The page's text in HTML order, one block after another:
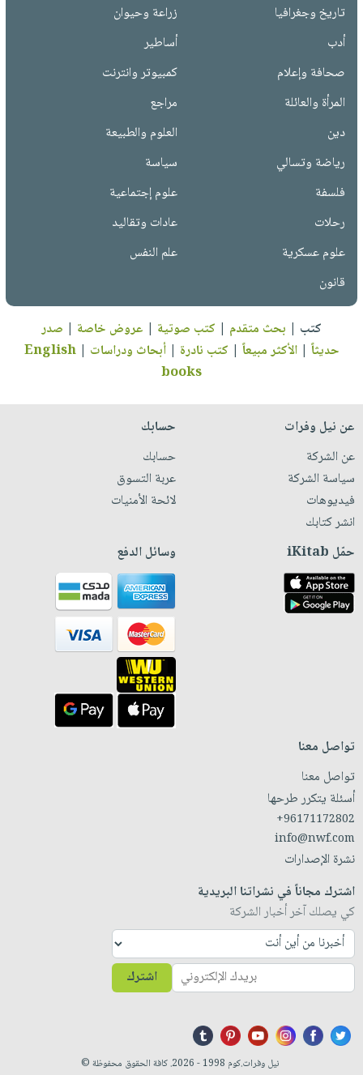
تاريخ وجغرافيا
زراعة وحيوان
أدب
أساطير
صحافة وإعلام
كمبيوتر وانترنت
المرأة والعائلة
مراجع
دين
العلوم والطبيعة
رياضة وتسالي
سياسة
فلسفة
علوم إجتماعية
رحلات
عادات وتقاليد
علوم عسكرية
علم النفس
قانون
كتب | بحث متقدم | كتب صوتية | عروض خاصة | صدر
حديثاً |الأكثر مبيعاً | كتب نادرة |أبحاث ودراسات |
English
books
عن نيل وفرات
عن الشركة
سياسة الشركة
فيديوهات
انشر كتابك
حسابك
حسابك
عربة التسوق
لائحة الأمنيات
حمّل iKitab وسائل الدفع
تواصل معنا
تواصل معنا
أسئلة يتكرر طرحها
+96171172802
info@nwf.com
نشرة الإصدارات
اشترك مجاناً في نشراتنا البريدية
كي يصلك آخر أخبار الشركة
اشترك
نيل وفرات.كوم 1998 - 2026. كافة الحقوق محفوظة ©